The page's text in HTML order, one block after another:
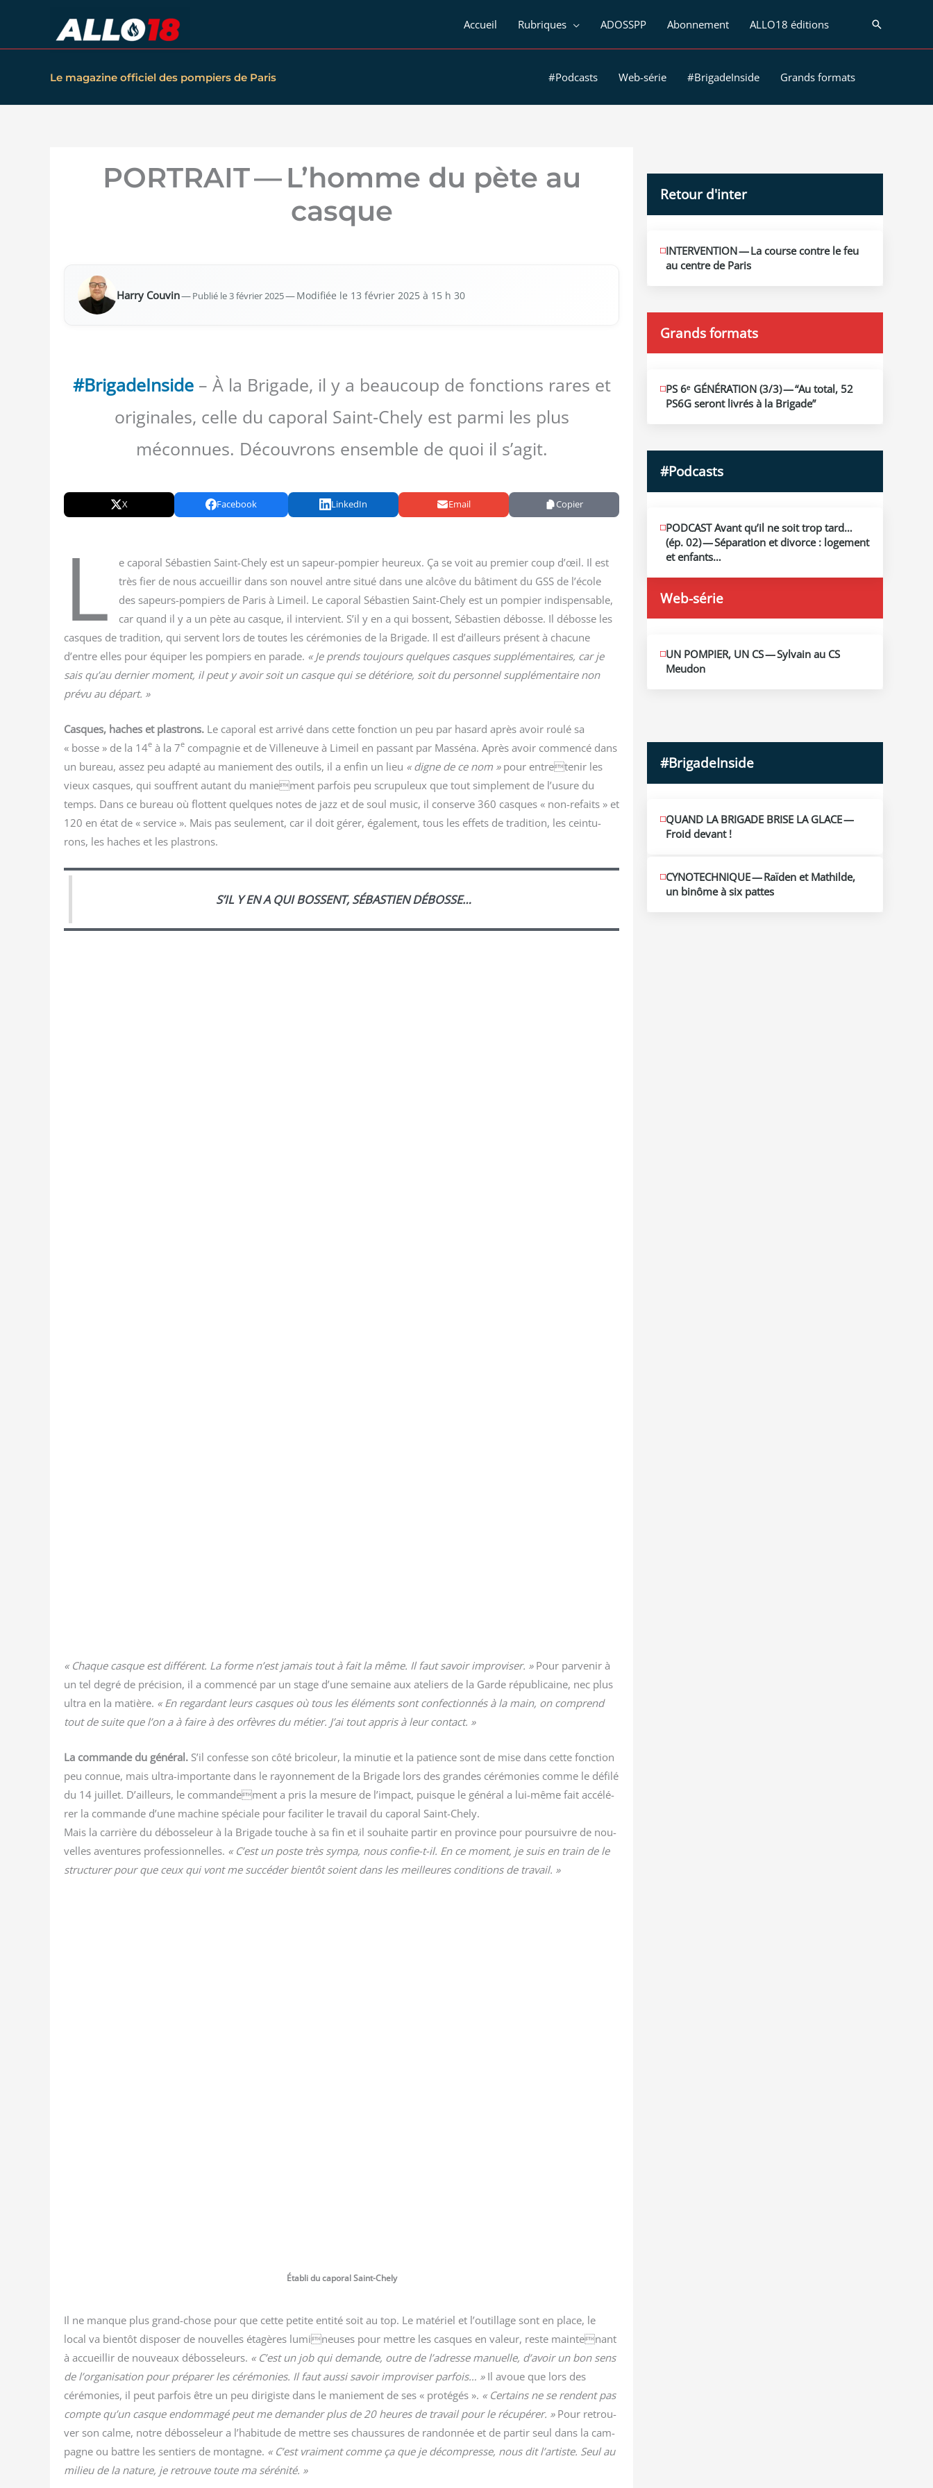
contenu
Accueil Rubriques ADOSSPP Abonnement ALLO18 éditions
Le magazine officiel des pompiers de Paris #Podcasts Web-série #BrigadeInside Grands formats
PORTRAIT — L’homme du pète au
casque
Har­ry Cou­vin—Publié le 3 février 2025— Modi­fiée le 13 février 2025 à 15 h 30
#BrigadeInside– À la Brigade, il y a beaucoup de fonctions rares et
originales, celle du caporal Saint-Chely est parmi les plus
méconnues. Découvrons ensemble de quoi il s’agit.
X Facebook LinkedIn Email Copier
L
e capo­ral Sébas­tien Saint-Che­ly est un sapeur-pom­pier heu­reux. Ça se voit au pre­mier coup d’œil. Il est
très fier de nous accueillir dans son nou­vel antre situé dans une alcôve du bâti­ment du GSS de l’école
des sapeurs-pom­piers de Paris à Limeil. Le capo­ral Sébas­tien Saint-Che­ly est un pom­pier indis­pen­sable,
car quand il y a un pète au casque, il inter­vient. S’il y en a qui bossent, Sébas­tien débosse. Il débosse les
casques de tra­di­tion, qui servent lors de toutes les céré­mo­nies de la Bri­gade. Il est d’ailleurs pré­sent à cha­cune
d’entre elles pour équi­per les pom­piers en parade. « Je prends tou­jours quelques casques sup­plé­men­taires, car je
sais qu’au der­nier moment, il peut y avoir soit un casque qui se dété­riore, soit du per­son­nel sup­plé­men­taire non
pré­vu au départ. »
Casques, haches et plas­trons. Le capo­ral est arri­vé dans cette fonc­tion un peu par hasard après avoir rou­lé sa
« bosse » de la 14e à la 7e com­pa­gnie et de Vil­le­neuve à Limeil en pas­sant par Mas­sé­na. Après avoir com­men­cé dans
un bureau, assez peu adap­té au manie­ment des outils, il a enfin un lieu « digne de ce nom »pour entretenir les
vieux casques, qui souffrent autant du maniement par­fois peu scru­pu­leux que tout sim­ple­ment de l’usure du
temps. Dans ce bureau où flottent quelques notes de jazz et de soul music, il conserve 360 casques « non-refaits » et
120 en état de « ser­vice ». Mais pas seule­ment, car il doit gérer, éga­le­ment, tous les effets de tra­di­tion, les cein­tu­
rons, les haches et les plastrons.
S’IL Y EN A QUI BOSSENT, SÉBASTIEN DÉBOSSE…
« Chaque casque est dif­fé­rent. La forme n’est jamais tout à fait la même. Il faut savoir impro­vi­ser. »Pour par­ve­nir à
un tel degré de pré­ci­sion, il a com­men­cé par un stage d’une semaine aux ate­liers de la Garde répu­bli­caine, nec plus
ultra en la matière. « En regar­dant leurs casques où tous les élé­ments sont confec­tion­nés à la main, on com­prend
tout de suite que l’on a à faire à des orfèvres du métier. J’ai tout appris à leur contact. »
La com­mande du géné­ral. S’il confesse son côté bri­co­leur, la minu­tie et la patience sont de mise dans cette fonc­tion
peu connue, mais ultra-impor­tante dans le rayon­ne­ment de la Bri­gade lors des grandes céré­mo­nies comme le défi­lé
du 14 juillet. D’ailleurs, le commandement a pris la mesure de l’impact, puisque le géné­ral a lui-même fait accé­lé­
rer la com­mande d’une machine spé­ciale pour faci­li­ter le tra­vail du capo­ral Saint-Che­ly.
Mais la car­rière du débos­se­leur à la Bri­gade touche à sa fin et il sou­haite par­tir en pro­vince pour pour­suivre de nou­
velles aven­tures pro­fes­sion­nelles. « C’est un poste très sym­pa, nous confie-t-il. En ce moment, je suis en train de le
struc­tu­rer pour que ceux qui vont me suc­cé­der bien­tôt soient dans les meilleures condi­tions de travail. »
Éta­bli du capo­ral Saint-Chely
Il ne manque plus grand-chose pour que cette petite enti­té soit au top. Le maté­riel et l’outillage sont en place, le
local va bien­tôt dis­po­ser de nou­velles éta­gères lumineuses pour mettre les casques en valeur, reste maintenant
à accueillir de nou­veaux débos­se­leurs. « C’est un job qui demande, outre de l’adresse manuelle, d’avoir un bon sens
de l’organisation pour pré­pa­rer les céré­mo­nies. Il faut aus­si savoir impro­vi­ser par­fois… »Il avoue que lors des
céré­mo­nies, il peut par­fois être un peu diri­giste dans le manie­ment de ses « pro­té­gés ». « Cer­tains ne se rendent pas
compte qu’un casque endom­ma­gé peut me deman­der plus de 20 heures de tra­vail pour le récu­pé­rer. »Pour retrou­
ver son calme, notre débos­se­leur a l’habitude de mettre ses chaus­sures de ran­don­née et de par­tir seul dans la cam­
pagne ou battre les sen­tiers de mon­tagne. « C’est vrai­ment comme ça que je décom­presse, nous dit l’artiste. Seul au
milieu de la nature, je retrouve toute ma sérénité. »
Retour d'inter
JUIN
12
2026
INTERVENTION — La course contre le feu
au centre de Paris
Grands formats
JUIN
19
2026
PS 6ᵉ GÉNÉRATION (3/​3) — “Au total, 52
PS6G seront livrés à la Brigade”
#Podcasts
MAI
13
2026
PODCAST Avant qu’il ne soit trop tard…
(ép. 02) — Séparation et divorce : logement
et enfants…
Web-série
MAI
10
2026
UN POMPIER, UN CS — Sylvain au CS
Meudon
#BrigadeInside
QUAND LA BRIGADE BRISE LA GLACE —
Froid devant !
CYNOTECHNIQUE — Raïden et Mathilde,
un binôme à six pattes